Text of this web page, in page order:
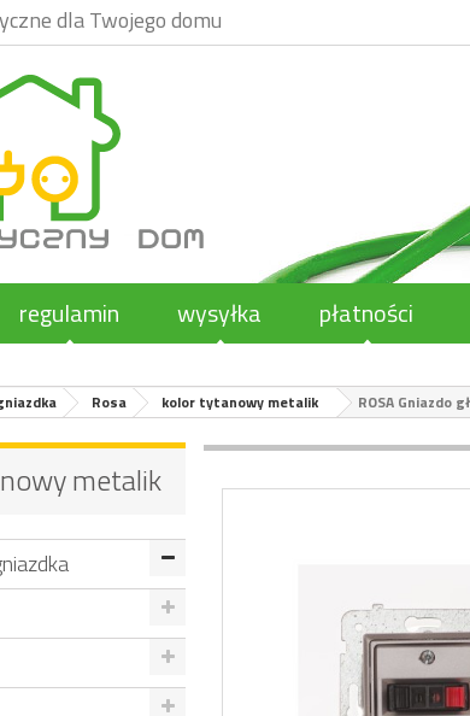
dla Twojego domu
regulamin wysyłka płatności
Rosa kolor tytanowy metalik ROSA Gniazdo
metalik